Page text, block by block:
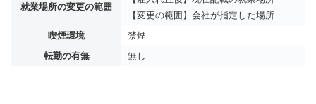
就業場所の変更の範囲
【変更の範囲】会社が指定した場所
喫煙環境
禁煙
転勤の有無
無し